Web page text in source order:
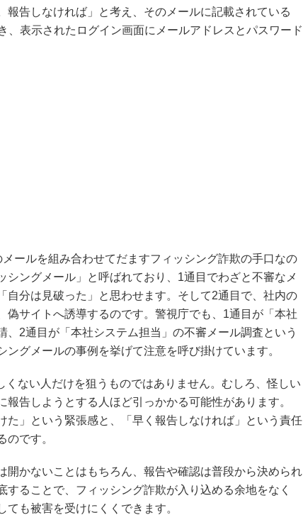
報告しなければ」と考え、そのメールに記載されている
、表示されたログイン画面にメールアドレスとパスワード
ールを組み合わせてだますフィッシング詐欺の手口なの
シングメール」と呼ばれており、1通目でわざと不審なメ
自分は見破った」と思わせます。そして2通目で、社内の
偽サイトへ誘導するのです。警視庁でも、1通目が「本社
、2通目が「本社システム担当」の不審メール調査という
ングメールの事例を挙げて注意を呼び掛けています。
ない人だけを狙うものではありません。むしろ、怪しい
報告しようとする人ほど引っかかる可能性があります。
た」という緊張感と、「早く報告しなければ」という責任
のです。
開かないことはもちろん、報告や確認は普段から決められ
することで、フィッシング詐欺が入り込める余地をなく
ても被害を受けにくくできます。